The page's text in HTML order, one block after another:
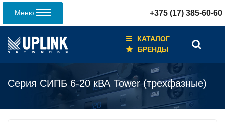
Меню +375 (17) 385-60-60
КАТАЛОГ
БРЕНДЫ
Серия СИПБ 6-20 кВА Tower (трехфазные)
Кабели для промышленных сетей в новом каталоге ANC